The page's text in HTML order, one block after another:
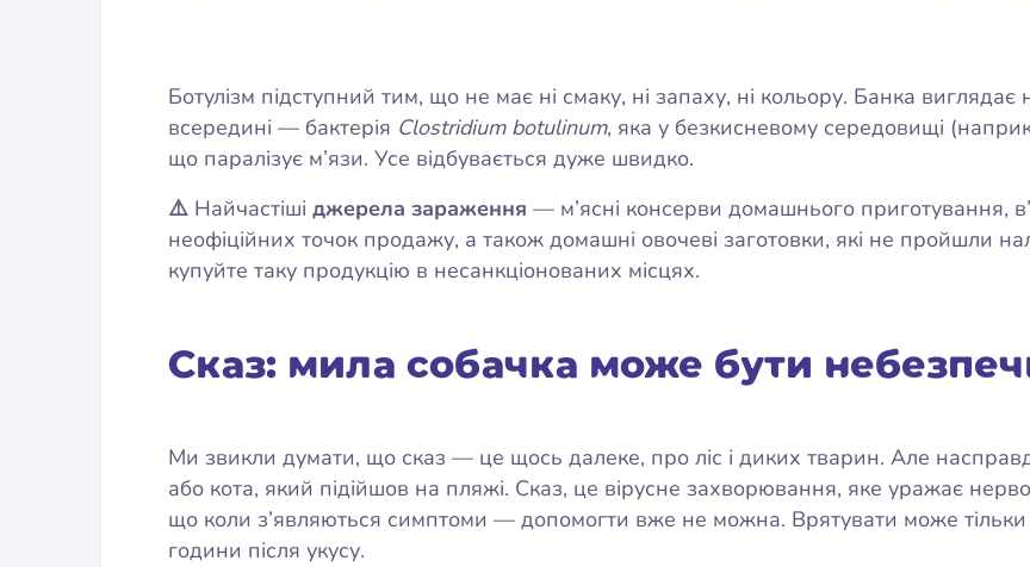
Ботулізм підступний тим, що не має ні смаку, ні запаху, ні кольору. Банка
всередині — бактерія Clostridium botulinum, яка у безкисневому середовищі
що паралізує м’язи. Усе відбувається дуже швидко.
⚠️ Найчастіші джерела зараження — м’ясні консерви домашнього приготування,
неофіційних точок продажу, а також домашні овочеві заготовки, які не пройшли
купуйте таку продукцію в несанкціонованих місцях.
Сказ: мила собачка може бути
Ми звикли думати, що сказ — це щось далеке, про ліс і диких тварин. Але
або кота, який підійшов на пляжі. Сказ, це вірусне захворювання, яке уражає
що коли з’являються симптоми — допомогти вже не можна. Врятувати може тільки
години після укусу.